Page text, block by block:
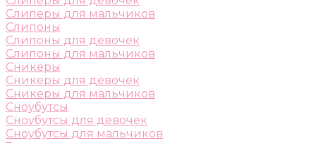
Слиперы для мальчиков
Слипоны
Слипоны для девочек
Слипоны для мальчиков
Сникеры
Сникеры для девочек
Сникеры для мальчиков
Сноубутсы
Сноубутсы для девочек
Сноубутсы для мальчиков